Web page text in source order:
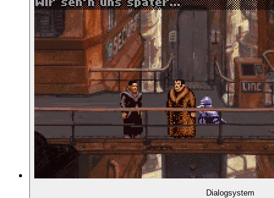
00:55:40 DAVE GIBBONS UND DIE GRAFIK
00:56:48 - Comic-Panels im Intro
00:57:09 - Christian Beuster über Dave Gibbons
00:57:54 - Wer ist Dave Gibbons?
00:58:36 - Was ist besonders an Watchmen?
Dialogsystem